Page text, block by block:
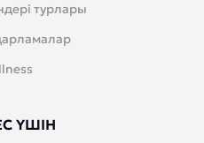
турлары
ҮШІН